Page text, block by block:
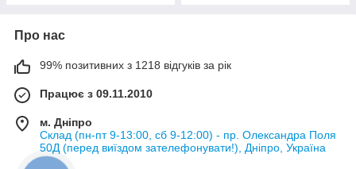
Про нас
99% позитивних з 1218 відгуків за рік
Працює з 09.11.2010
м. Дніпро
Склад (пн-пт 9-13:00, сб 9-12:00) - пр. Олександра Поля
50Д (перед виїздом зателефонувати!), Дніпро, Україна